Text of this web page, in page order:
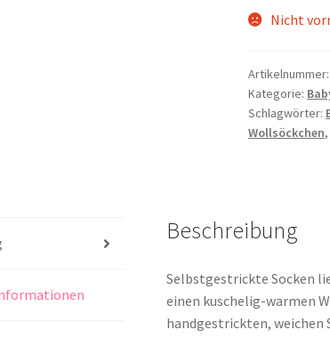
Nicht
Kategorie:
Schlagwörter:
Wollsöckchen
Beschreibung
Selbstgestrickte Socken
einen kuschelig-warmen
handgestrickten, weichen